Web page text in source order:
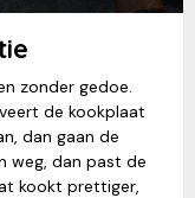
zonder gedoe.
de kookplaat
dan gaan de
weg, dan past de
kookt prettiger,